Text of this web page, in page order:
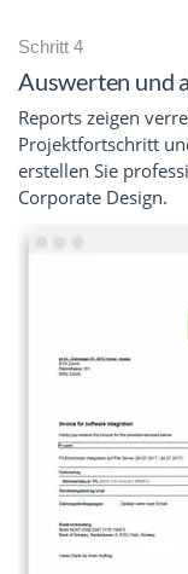
Schritt 4
Auswerten und
Reports zeigen
Projektfortschritt
erstellen Sie
Corporate Design.